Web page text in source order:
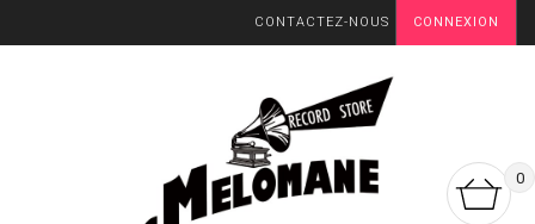
CONNEXION
CONTACTEZ-NOUS
0